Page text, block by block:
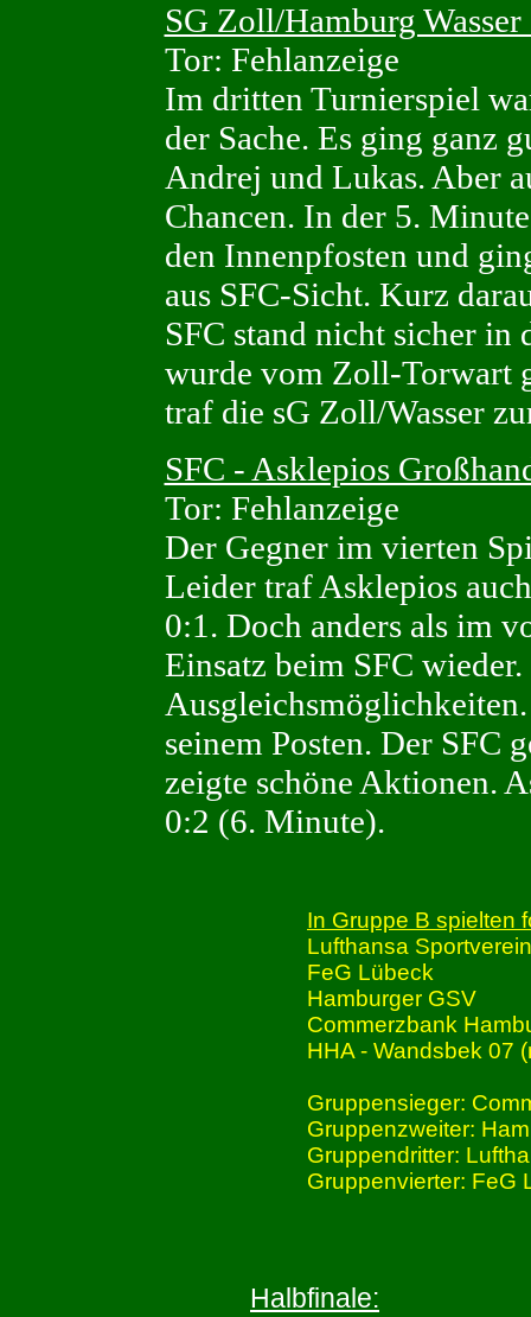
SG Zoll/Hamburg
Tor: Fehlanzeige
Im dritten Turnierspiel
der Sache. Es ging ganz
Andrej und Lukas. Aber
Chancen. In der 5.
den Innenpfosten und
aus SFC-Sicht. Kurz
SFC stand nicht sicher in
wurde vom Zoll-Torwart
traf die sG Zoll/Wasser
SFC - Asklepios
Tor: Fehlanzeige
Der Gegner im vierten
Leider traf Asklepios
0:1. Doch anders als im
Einsatz beim SFC
seinem Posten. Der SFC
zeigte schöne Aktionen.
0:2 (6. Minute).
In Gruppe B spielten
Lufthansa
FeG Lübeck
Hamburger GSV
Commerzbank
HHA - Wandsbek 07
Gruppensieger:
Gruppenzweiter:
Gruppendritter:
Gruppenvierter: FeG
Halbfinale: